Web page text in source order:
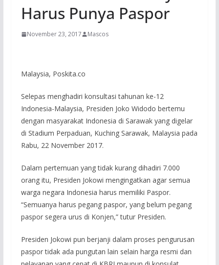
Harus Punya Paspor
November 23, 2017 Mascos
Malaysia, Poskita.co
Selepas menghadiri konsultasi tahunan ke-12
Indonesia-Malaysia, Presiden Joko Widodo bertemu
dengan masyarakat Indonesia di Sarawak yang digelar
di Stadium Perpaduan, Kuching Sarawak, Malaysia pada
Rabu, 22 November 2017.
Dalam pertemuan yang tidak kurang dihadiri 7.000
orang itu, Presiden Jokowi mengingatkan agar semua
warga negara Indonesia harus memiliki Paspor.
“Semuanya harus pegang paspor, yang belum pegang
paspor segera urus di Konjen,” tutur Presiden.
Presiden Jokowi pun berjanji dalam proses pengurusan
paspor tidak ada pungutan lain selain harga resmi dan